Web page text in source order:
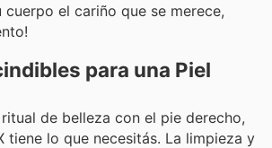
el cariño que se merece,
para una Piel
de belleza con el pie derecho,
tiene lo que necesitás. La limpieza y